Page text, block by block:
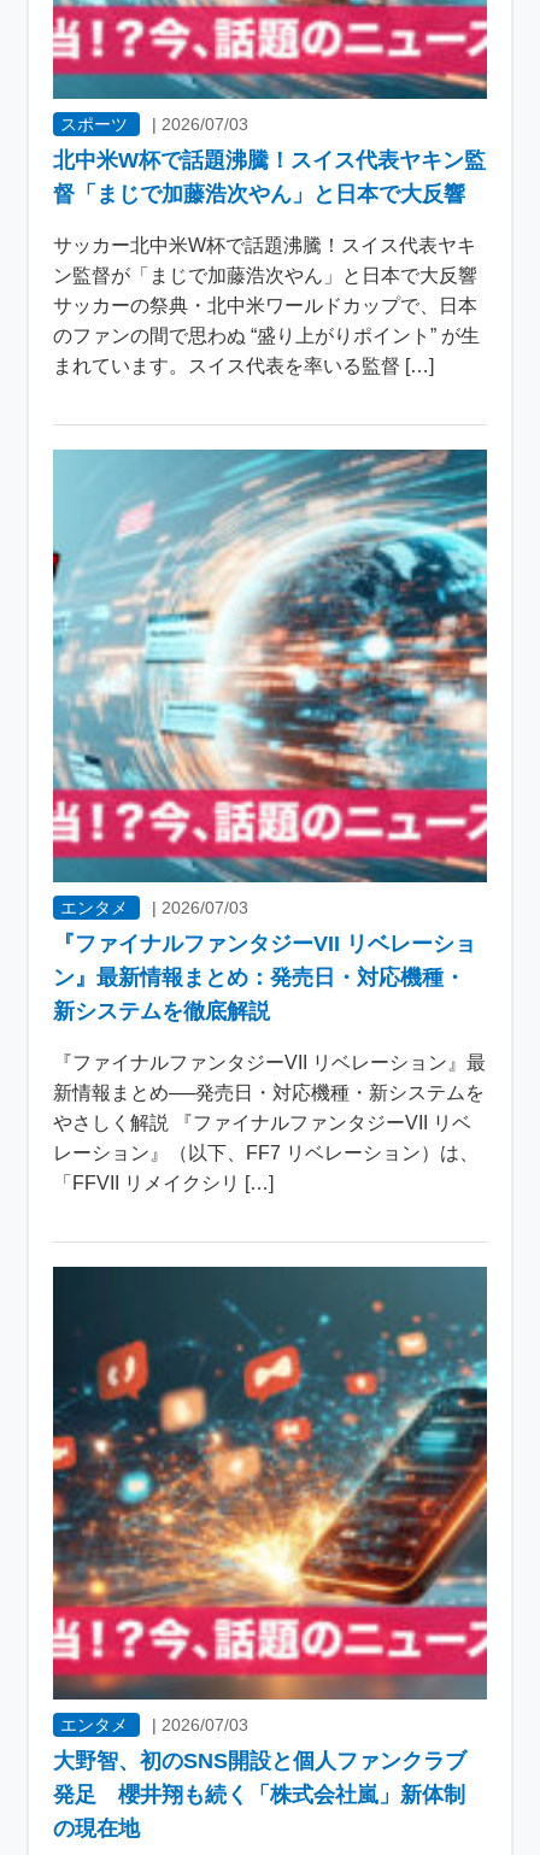
スポーツ | 2026/07/03
北中米W杯で話題沸騰！スイス代表ヤキン監
督「まじで加藤浩次やん」と日本で大反響
サッカー北中米W杯で話題沸騰！スイス代表ヤキ
ン監督が「まじで加藤浩次やん」と日本で大反響
サッカーの祭典・北中米ワールドカップで、日本
のファンの間で思わぬ “盛り上がりポイント” が生
まれています。スイス代表を率いる監督 […]
エンタメ |2026/07/03
『ファイナルファンタジーVII リベレーショ
ン』最新情報まとめ：発売日・対応機種・
新システムを徹底解説
『ファイナルファンタジーVII リベレーション』最
新情報まとめ──発売日・対応機種・新システムを
やさしく解説 『ファイナルファンタジーVII リベ
レーション』（以下、FF7 リベレーション）は、
「FFVII リメイクシリ […]
エンタメ |2026/07/03
大野智、初のSNS開設と個人ファンクラブ
発足 櫻井翔も続く「株式会社嵐」新体制
の現在地